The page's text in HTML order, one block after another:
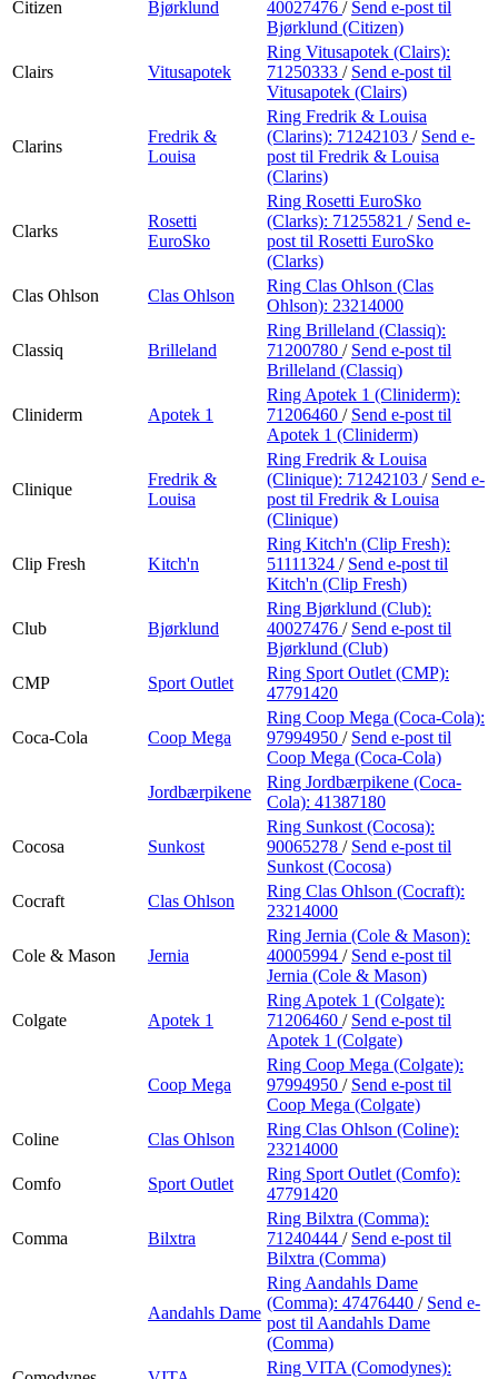
Citizen Bjørklund
40027476 / Send e-post til
Bjørklund (Citizen)
Clairs Vitusapotek
Ring Vitusapotek (Clairs):
71250333 / Send e-post til
Vitusapotek (Clairs)
Clarins
Fredrik &
Louisa
Ring Fredrik & Louisa
(Clarins): 71242103 / Send e-
post til Fredrik & Louisa
(Clarins)
Clarks
Rosetti
EuroSko
Ring Rosetti EuroSko
(Clarks): 71255821 / Send e-
post til Rosetti EuroSko
(Clarks)
Clas Ohlson
Clas Ohlson
Ring Clas Ohlson (Clas
Ohlson): 23214000
Classiq Brilleland
Ring Brilleland (Classiq):
71200780 / Send e-post til
Brilleland (Classiq)
Cliniderm Apotek 1
Ring Apotek 1 (Cliniderm):
71206460 / Send e-post til
Apotek 1 (Cliniderm)
Clinique
Fredrik &
Louisa
Ring Fredrik & Louisa
(Clinique): 71242103 / Send e-
post til Fredrik & Louisa
(Clinique)
Clip Fresh Kitch'n
Ring Kitch'n (Clip Fresh):
51111324 / Send e-post til
Kitch'n (Clip Fresh)
Club Bjørklund
Ring Bjørklund (Club):
40027476 / Send e-post til
Bjørklund (Club)
CMP
Sport Outlet
Ring Sport Outlet (CMP):
47791420
Coca-Cola Coop Mega
Ring Coop Mega (Coca-Cola):
97994950 / Send e-post til
Coop Mega (Coca-Cola)
Jordbærpikene
Ring Jordbærpikene (Coca-
Cola): 41387180
Cocosa Sunkost
Ring Sunkost (Cocosa):
90065278 / Send e-post til
Sunkost (Cocosa)
Cocraft
Clas Ohlson
Ring Clas Ohlson (Cocraft):
23214000
Cole & Mason Jernia
Ring Jernia (Cole & Mason):
40005994 / Send e-post til
Jernia (Cole & Mason)
Colgate Apotek 1
Ring Apotek 1 (Colgate):
71206460 / Send e-post til
Apotek 1 (Colgate)
Coop Mega
Ring Coop Mega (Colgate):
97994950 / Send e-post til
Coop Mega (Colgate)
Coline
Clas Ohlson
Ring Clas Ohlson (Coline):
23214000
Comfo
Sport Outlet
Ring Sport Outlet (Comfo):
47791420
Comma Bilxtra
Ring Bilxtra (Comma):
71240444 / Send e-post til
Bilxtra (Comma)
Aandahls Dame
Ring Aandahls Dame
(Comma): 47476440 / Send e-
post til Aandahls Dame
(Comma)
Ring VITA (Comodynes):